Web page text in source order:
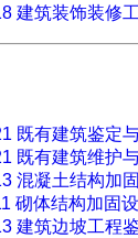
建筑装饰装修
既有建筑鉴定
既有建筑维护
混凝土结构加
砌体结构加固
建筑边坡工程